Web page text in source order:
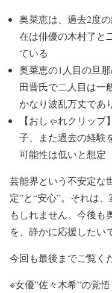
奥菜恵は、 過去2度
在は俳優の木村了と
ている
奥菜恵の1人目の旦
田晋氏で二人目は一
かなり波乱万丈であ
【おしゃれクリップ】
子、また過去の経験
可能性は低いと想定
芸能界という不安定な
定”と“安心”。それは
もしれません。 今後も
を、静かに応援したい
今回も最後までご覧く
※女優”佐々木希”の覚